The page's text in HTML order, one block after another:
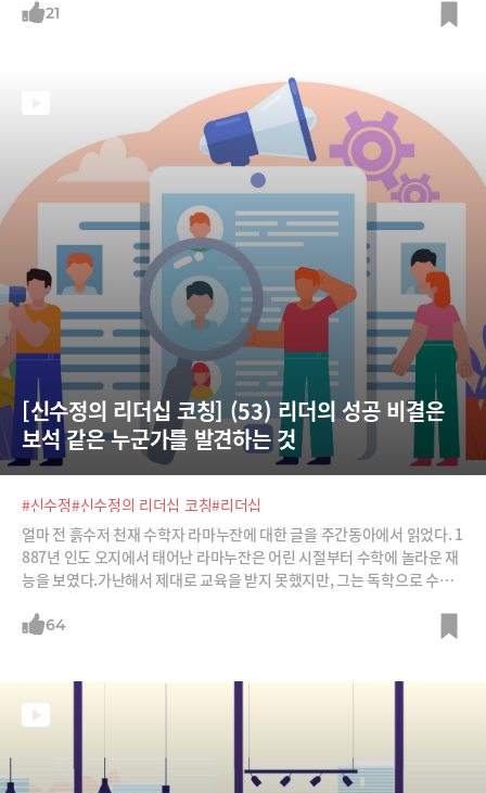
w.ttimes.co.kr)입니다. ‘스낵’ 콘텐츠가 아니라 깊이 있고, 통찰력 있는
‘티타임즈TV’를 론칭해 빠른 속도로 구독자를 확장하고 있습니다. △ 미디
어오늘과 기자협회보의 티타임즈 소개✔ 카드뉴스 무기로 골리앗 쓰러뜨
린 티타임즈✔ “카드뉴스가 대세? 스타일 아닌 콘텐츠를 채워라”✔ 매체
별로 주목받던 디지털 뉴스 서비스 현주소 짚어보니✔ 티타임즈 카드뉴스
서 '사러가기' 눌러봤니?2. 우리가 찾는 분은 티타임즈의 경
21
[신수정의 리더십 코칭] (53) 리더의 성공 비결은
보석 같은 누군가를 발견하는 것
#신수정#신수정의 리더십 코칭#리더십
얼마 전 흙수저 천재 수학자 라마누잔에 대한 글을 주간동아에서 읽었다. 1
887년 인도 오지에서 태어난 라마누잔은 어린 시절부터 수학에 놀라운 재
능을 보였다.가난해서 제대로 교육을 받지 못했지만, 그는 독학으로 수학
지만 아무도 거들떠보지 않는다. 그래서 영국의 수학 교수들에게 논문을
64